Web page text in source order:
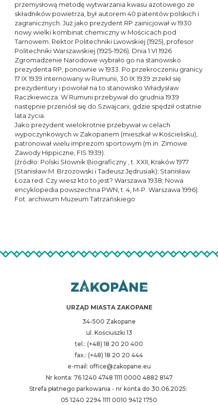
przemysłową metodę wytwarzania kwasu azotowego ze
składników powietrza, był autorem 40 patentów polskich i
zagranicznych. Już jako prezydent RP zainicjował w 1930
nowy wielki kombinat chemiczny w Mościcach pod
Tarnowem. Rektor Politechniki Lwowskiej (1925), profesor
Politechniki Warszawskiej (1925-1926). Dnia 1 VI 1926
Zgromadzenie Narodowe wybrało go na stanowisko
prezydenta RP, ponownie w 1933. Po przekroczeniu granicy
17 IX 1939 internowany w Rumunii, 30 IX 1939 zrzekł się
prezydentury i powołał na to stanowisko Władysław
Raczkiewicza. W Rumuni przebywał do grudnia 1939
następnie przeniósł się do Szwajcarii, gdzie spędził ostatnie
lata życia.
Jako prezydent wielokrotnie przebywał w celach
wypoczynkowych w Zakopanem (mieszkał w Kościelisku),
patronował wielu imprezom sportowym (m.in. Zimowe
Zawody Hippiczne, FIS 1939).
(źródło: Polski Słownik Biograficzny , t. XXII, Kraków 1977
(Stanisław M. Brzozowski i Tadeusz Jędrusiak); Stanisław
Łoza red. Czy wiesz kto to jest? Warszawa 1938; Nowa
encyklopedia powszechna PWN, t. 4, M-P. Warszawa 1996).
Fot. archiwum Muzeum Tatrzańskiego
URZĄD MIASTA ZAKOPANE
34-500 Zakopane
ul. Kościuszki 13
tel.: (+48) 18 20 20 400
fax.: (+48) 18 20 20 444
e-mail: office@zakopane.eu
Nr konta: 76 1240 4748 1111 0000 4882 8147
Strefa płatnego parkowania - nr konta do 30.06.2025:
05 1240 2294 1111 0010 9412 1750